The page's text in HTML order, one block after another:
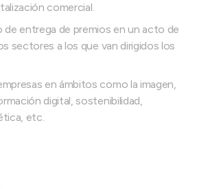
comercial.
entrega de premios en un acto de
sectores a los que van dirigidos los
en ámbitos como la imagen,
digital, sostenibilidad,
etc.